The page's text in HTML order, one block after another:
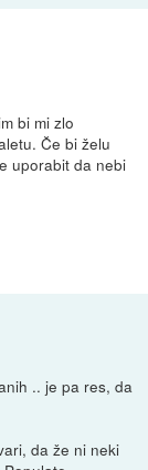
bi mi zlo
Če bi želu
uporabit da nebi
.. je pa res, da
da že ni neki